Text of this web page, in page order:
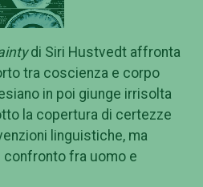
di Siri Hustvedt affronta
tra coscienza e corpo
in poi giunge irrisolta
la copertura di certezze
linguistiche, ma
confronto fra uomo e